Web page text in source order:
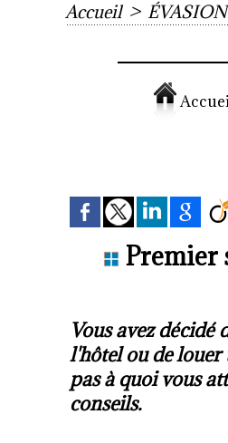
Accueil > ÉVASION
Premier
Vous avez décidé
l'hôtel ou de louer
pas à quoi vous
conseils.